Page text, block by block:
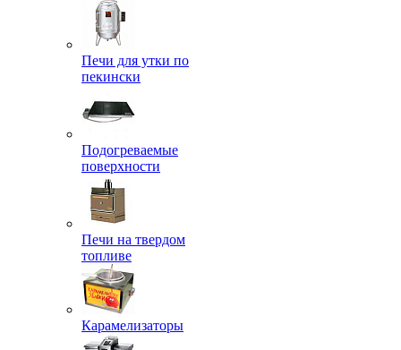
Печи для утки по
пекински
Подогреваемые
поверхности
Печи на твердом
топливе
Карамелизаторы